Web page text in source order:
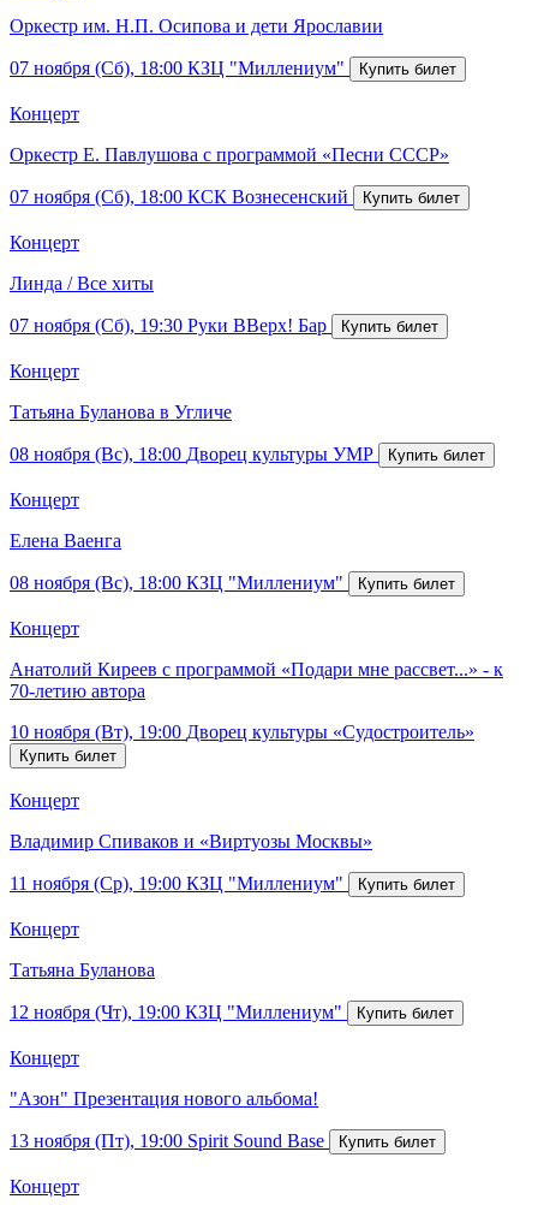
Оркестр им. Н.П. Осипова и дети Ярославии
07 ноября (Сб), 18:00 КЗЦ "Миллениум"
Концерт
Оркестр Е. Павлушова с программой «Песни СССР»
07 ноября (Сб), 18:00 КСК Вознесенский
Концерт
Линда / Все хиты
07 ноября (Сб), 19:30 Руки ВВерх! Бар
Концерт
Татьяна Буланова в Угличе
08 ноября (Вс), 18:00 Дворец культуры УМР
Концерт
Елена Ваенга
08 ноября (Вс), 18:00 КЗЦ "Миллениум"
Концерт
Анатолий Киреев с программой «Подари мне рассвет...» - к
70-летию автора
10 ноября (Вт), 19:00 Дворец культуры «Судостроитель»
Концерт
Владимир Спиваков и «Виртуозы Москвы»
11 ноября (Ср), 19:00 КЗЦ "Миллениум"
Концерт
Татьяна Буланова
12 ноября (Чт), 19:00 КЗЦ "Миллениум"
Концерт
"Азон" Презентация нового альбома!
13 ноября (Пт), 19:00 Spirit Sound Base
Концерт